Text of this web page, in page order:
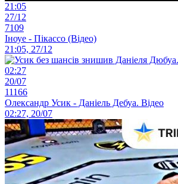
21:05
27/12
7109
Іноуе - Пікассо (Відео)
21:05, 27/12
02:27
20/07
11166
Олександр Усик - Даніель Дебуа. Відео
02:27, 20/07